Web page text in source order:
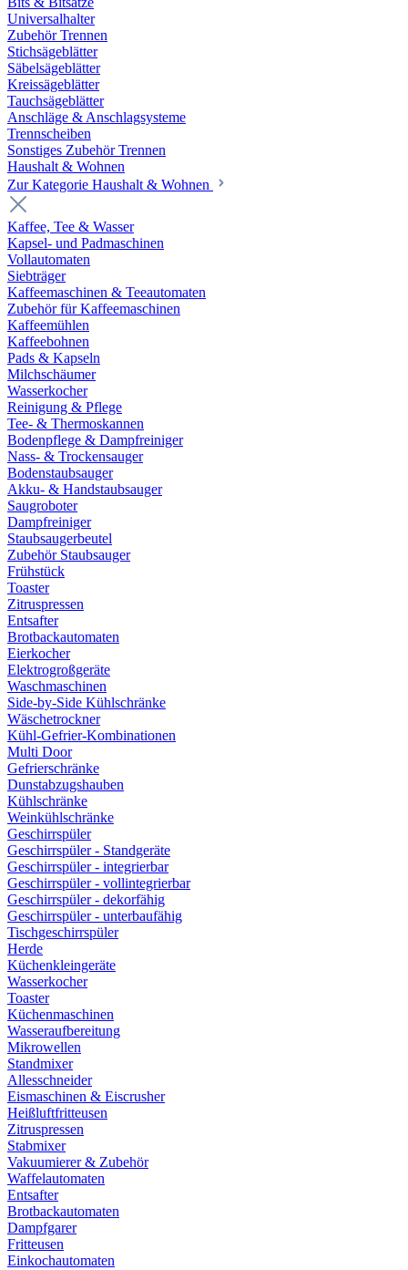
Universalhalter
Zubehör Trennen
Stichsägeblätter
Säbelsägeblätter
Kreissägeblätter
Tauchsägeblätter
Anschläge & Anschlagsysteme
Trennscheiben
Sonstiges Zubehör Trennen
Haushalt & Wohnen
Zur Kategorie Haushalt & Wohnen
Kaffee, Tee & Wasser
Kapsel- und Padmaschinen
Vollautomaten
Siebträger
Kaffeemaschinen & Teeautomaten
Zubehör für Kaffeemaschinen
Kaffeemühlen
Kaffeebohnen
Pads & Kapseln
Milchschäumer
Wasserkocher
Reinigung & Pflege
Tee- & Thermoskannen
Bodenpflege & Dampfreiniger
Nass- & Trockensauger
Bodenstaubsauger
Akku- & Handstaubsauger
Saugroboter
Dampfreiniger
Staubsaugerbeutel
Zubehör Staubsauger
Frühstück
Toaster
Zitruspressen
Entsafter
Brotbackautomaten
Eierkocher
Elektrogroßgeräte
Waschmaschinen
Side-by-Side Kühlschränke
Wäschetrockner
Kühl-Gefrier-Kombinationen
Multi Door
Gefrierschränke
Dunstabzugshauben
Kühlschränke
Weinkühlschränke
Geschirrspüler
Geschirrspüler - Standgeräte
Geschirrspüler - integrierbar
Geschirrspüler - vollintegrierbar
Geschirrspüler - dekorfähig
Geschirrspüler - unterbaufähig
Tischgeschirrspüler
Herde
Küchenkleingeräte
Wasserkocher
Toaster
Küchenmaschinen
Wasseraufbereitung
Mikrowellen
Standmixer
Allesschneider
Eismaschinen & Eiscrusher
Heißluftfritteusen
Zitruspressen
Stabmixer
Vakuumierer & Zubehör
Waffelautomaten
Entsafter
Brotbackautomaten
Dampfgarer
Fritteusen
Einkochautomaten